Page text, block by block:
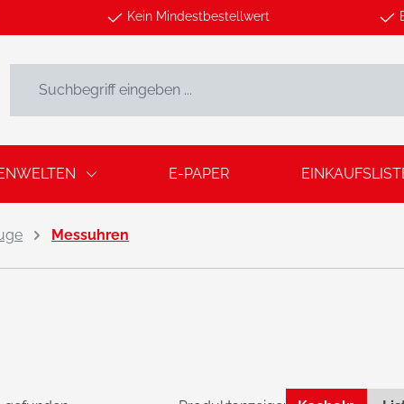
Kein Mindestbestellwert
E-PAPER
Messuhren